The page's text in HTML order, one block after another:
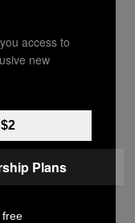
Still Pick
access to
new
Plans
free